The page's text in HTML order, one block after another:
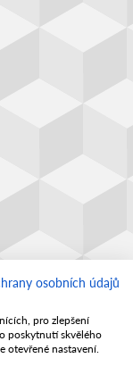
osobních údajů
pro zlepšení
poskytnutí skvělého
otevřené nastavení.